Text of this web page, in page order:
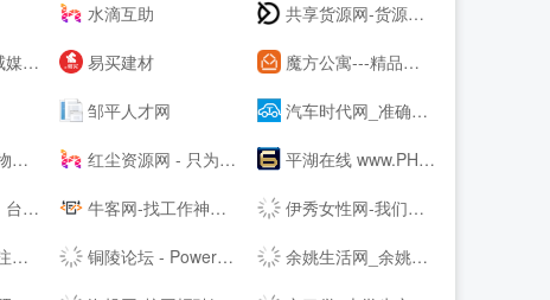
水滴互助 共享货源网-货源总舵，淘宝店货源，工厂货源，奢侈品货源网
产网 易买建材 魔方公寓---精品单身青年白领公寓出租|酒店式爱情公寓租房
邹平人才网 汽车时代网_准确汽车报价,助您正确选车、买车、用车
箱 红尘资源网 - 只为资源分享而生,专注用户切身体验! - 平湖在线 www.PH66.com | 生活_消费_信息专业媒体 | 平湖在线 平湖通
信息！ 牛客网-找工作神器|笔试题库|面试经验|实习招聘内推，求职就业一站解决_牛客网 伊秀女性网-我们致力于专业的女性时尚--
报！ 铜陵论坛 - Powered by Discuz! 余姚生活网_余姚论坛_余姚市综合--